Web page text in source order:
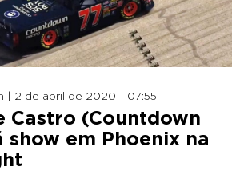
| 2 de abril de 2020 - 07:55
Castro (Countdown
show em Phoenix na